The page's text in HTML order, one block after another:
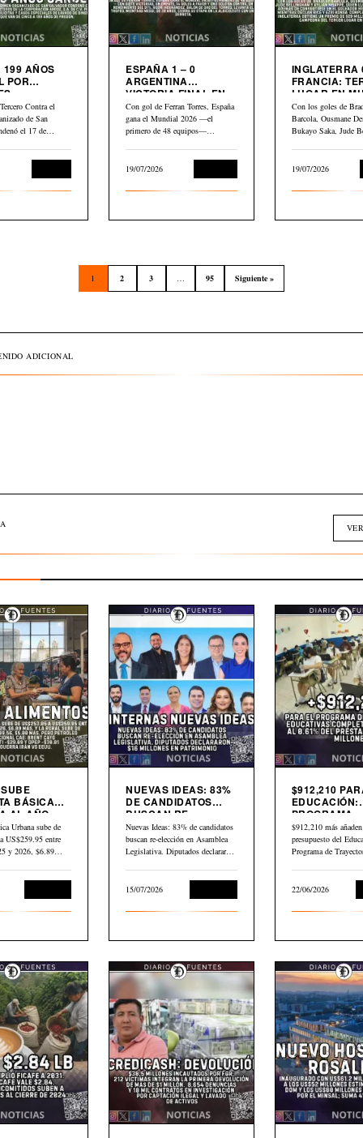
199 AÑOS
POR
Contra el
de San
el 17 de
ESPAÑA 1 – 0
ARGENTINA
VICTORIA FINAL EN
MUNDIAL 2026
Con gol de Ferran Torres, España
gana el Mundial 2026 —el
primero de 48 equipos—…
19/07/2026
INGLATERRA
FRANCIA: TERCER
LUGAR EN
2026
Con los goles de
Barcola, Ousmane
Bukayo Saka, Jude
19/07/2026
1 2 3 … 95 Siguiente »
ADICIONAL
BÁSICA
AL AÑO.
GLOBAL
DESDE
Urbana sube de
US$259.95 entre
y 2026, $6.89…
NUEVAS IDEAS: 83%
DE CANDIDATOS
BUSCAN RE-
ELECCIÓN EN
ASAMBLEA
LEGISLATIVA
Nuevas Ideas: 83% de candidatos
buscan re-elección en Asamblea
Legislativa. Diputados declararon
15/07/2026
$912,210
EDUCACIÓN:
PROGRAMA
EDUCATIVAS
COMPLEJAS
$912,210 más
presupuesto del
Programa de
22/06/2026